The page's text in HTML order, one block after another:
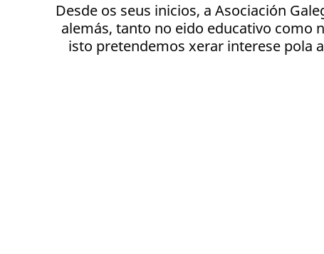
Desde os seus inicios, a Asociación
alemás, tanto no eido educativo como
isto pretendemos xerar interese pola